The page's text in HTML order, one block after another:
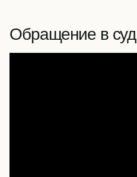
Обращение в суд